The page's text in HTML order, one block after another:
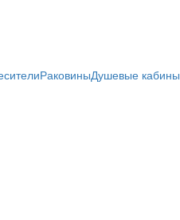
РаковиныДушевые кабины